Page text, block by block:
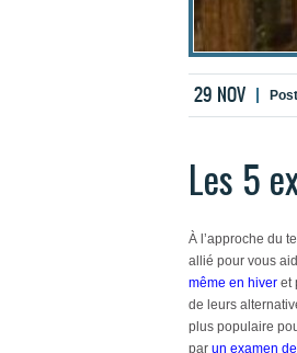
29 NOV
Les 5
À l’approche du
allié pour vous
même en hiver et
de leurs
plus populaire
par un examen